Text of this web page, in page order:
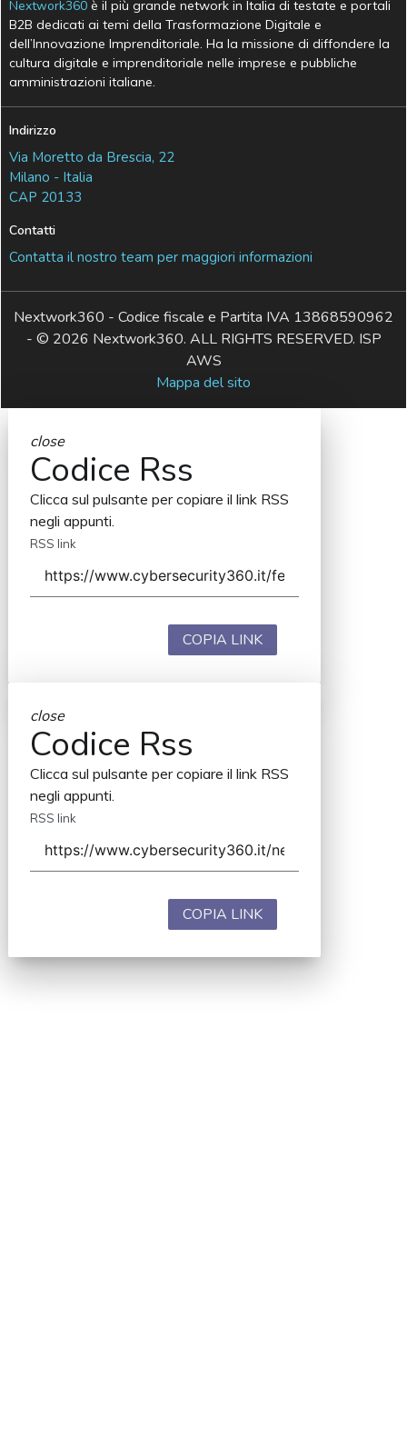
Nextwork360 è il più grande network in Italia di testate e portali
B2B dedicati ai temi della Trasformazione Digitale e
dell’Innovazione Imprenditoriale. Ha la missione di diffondere la
cultura digitale e imprenditoriale nelle imprese e pubbliche
amministrazioni italiane.
Indirizzo
Via Moretto da Brescia, 22
Milano - Italia
CAP 20133
Contatti
Contatta il nostro team per maggiori informazioni
Nextwork360 - Codice fiscale e Partita IVA 13868590962
- © 2026 Nextwork360. ALL RIGHTS RESERVED. ISP
AWS
Mappa del sito
close
Codice Rss
Clicca sul pulsante per copiare il link RSS
negli appunti.
RSS link
COPIA LINK
close
Codice Rss
Clicca sul pulsante per copiare il link RSS
negli appunti.
RSS link
COPIA LINK